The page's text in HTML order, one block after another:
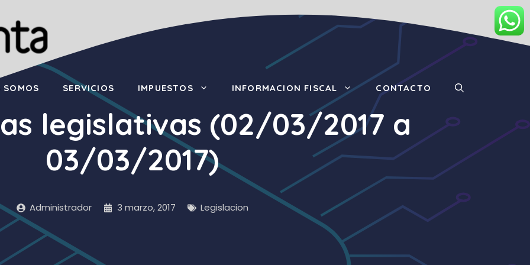
SOMOS SERVICIOS IMPUESTOS INFORMACION FISCAL CONTACTO
legislativas (02/03/2017 a
03/03/2017)
Administrador 3 marzo, 2017 Legislacion